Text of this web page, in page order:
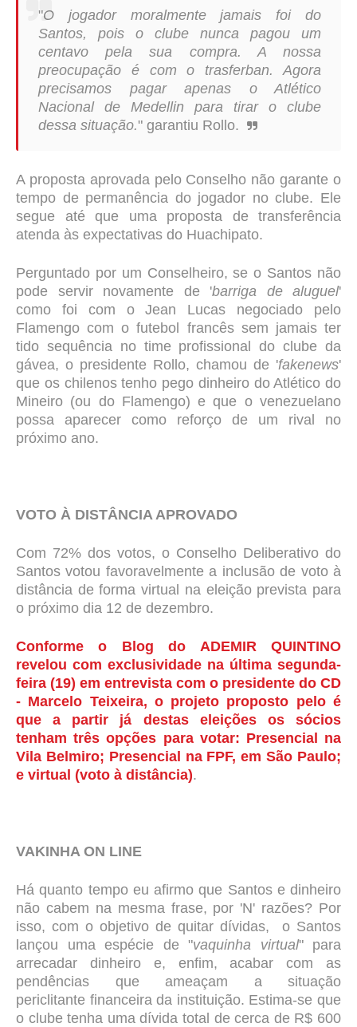
"O jogador moralmente jamais foi do
Santos, pois o clube nunca pagou um
centavo pela sua compra. A nossa
preocupação é com o trasferban. Agora
precisamos pagar apenas o Atlético
Nacional de Medellin para tirar o clube
dessa situação." garantiu Rollo.
A proposta aprovada pelo Conselho não garante o
tempo de permanência do jogador no clube. Ele
segue até que uma proposta de transferência
atenda às expectativas do Huachipato.
Perguntado por um Conselheiro, se o Santos não
pode servir novamente de 'barriga de aluguel'
como foi com o Jean Lucas negociado pelo
Flamengo com o futebol francês sem jamais ter
tido sequência no time profissional do clube da
gávea, o presidente Rollo, chamou de 'fakenews'
que os chilenos tenho pego dinheiro do Atlético do
Mineiro (ou do Flamengo) e que o venezuelano
possa aparecer como reforço de um rival no
próximo ano.
VOTO À DISTÂNCIA APROVADO
Com 72% dos votos, o Conselho Deliberativo do
Santos votou favoravelmente a inclusão de voto à
distância de forma virtual na eleição prevista para
o próximo dia 12 de dezembro.
Conforme o Blog do ADEMIR QUINTINO
revelou com exclusividade na última segunda-
feira (19) em entrevista com o presidente do CD
- Marcelo Teixeira, o projeto proposto pelo é
que a partir já destas eleições os sócios
tenham três opções para votar: Presencial na
Vila Belmiro; Presencial na FPF, em São Paulo;
e virtual (voto à distância).
VAKINHA ON LINE
Há quanto tempo eu afirmo que Santos e dinheiro
não cabem na mesma frase, por 'N' razões? Por
isso, com o objetivo de quitar dívidas, o Santos
lançou uma espécie de "vaquinha virtual" para
arrecadar dinheiro e, enfim, acabar com as
pendências que ameaçam a situação
periclitante financeira da instituição. Estima-se que
o clube tenha uma dívida total de cerca de R$ 600